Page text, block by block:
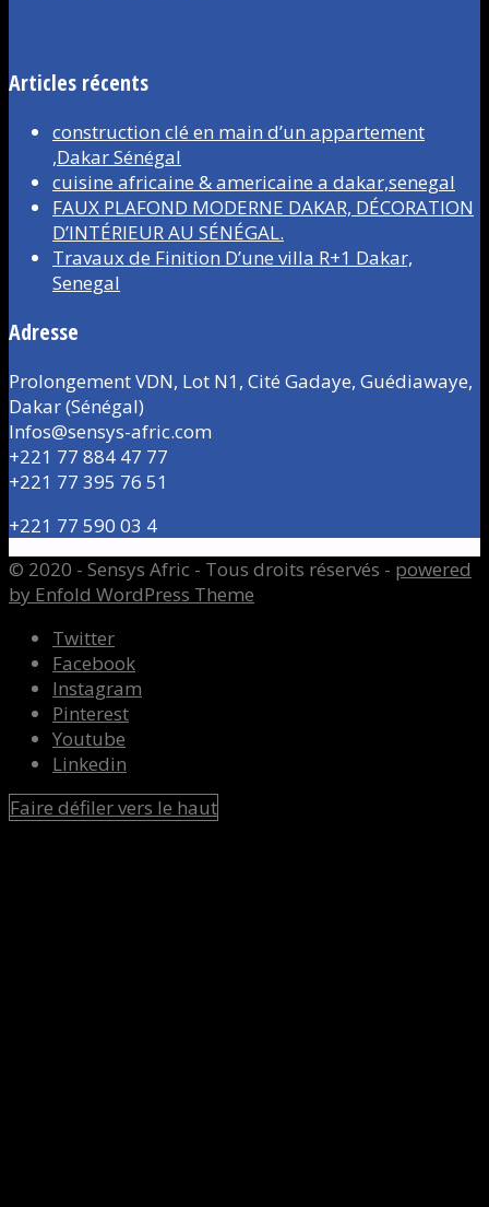
Articles récents
construction clé en main d’un appartement
,Dakar Sénégal
cuisine africaine & americaine a dakar,senegal
FAUX PLAFOND MODERNE DAKAR, DÉCORATION
D’INTÉRIEUR AU SÉNÉGAL.
Travaux de Finition D’une villa R+1 Dakar,
Senegal
Adresse
Prolongement VDN, Lot N1, Cité Gadaye, Guédiawaye,
Dakar (Sénégal)
Infos@sensys-afric.com
+221 77 884 47 77
+221 77 395 76 51
+221 77 590 03 4
© 2020 - Sensys Afric - Tous droits réservés - powered
by Enfold WordPress Theme
Twitter
Facebook
Instagram
Pinterest
Youtube
Linkedin
Faire défiler vers le haut